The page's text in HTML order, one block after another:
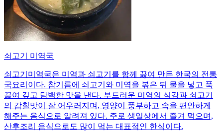
쇠고기 미역국
쇠고기미역국은 미역과 쇠고기를 함께 끓여 만든 한국의 전통
국요리이다. 참기름에 쇠고기와 미역을 볶은 뒤 물을 넣고 푹
끓여 깊고 담백한 맛을 낸다. 부드러운 미역의 식감과 쇠고기
의 감칠맛이 잘 어우러지며, 영양이 풍부하고 속을 편안하게
해주는 음식으로 알려져 있다. 주로 생일상에서 즐겨 먹으며,
산후조리 음식으로도 많이 먹는 대표적인 한식이다.